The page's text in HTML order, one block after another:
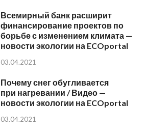
Всемирный банк расширит
финансирование проектов по
борьбе с изменением климата —
новости экологии на ECOportal
03.04.2021
Почему снег обугливается
при нагревании / Видео —
новости экологии на ECOportal
03.04.2021